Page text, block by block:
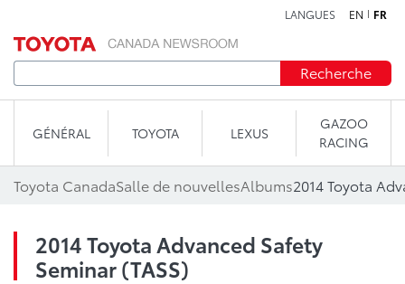
LANGUES EN FR
Recherche
GÉNÉRAL TOYOTA LEXUS
GAZOO
RACING
Toyota CanadaSalle de nouvellesAlbums2014 Toyota
2014 Toyota Advanced Safety
Seminar (TASS)